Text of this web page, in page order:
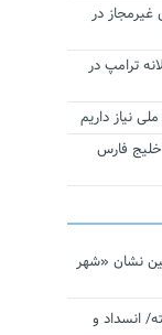
در
ترامپ در
نیاز داریم
خلیج فارس
نشان «شهر
انسداد و